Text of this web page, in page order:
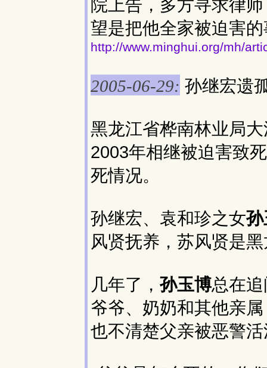
院上告，多方寻求律
望是把他全家被迫害
http://www.minghui.org/mh/
2005-06-29: 孙继宏遗
黑龙江省桦南林业局
2003年相继被迫害致
死情况。
孙继宏、袁和珍之女
风贤抚养，苏风贤是
几年了， 孙玉博总在
爷爷、奶奶和其他亲
也不清楚父亲被恶警